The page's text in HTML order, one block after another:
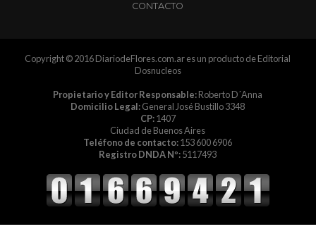
CONTACTO
Copyright © 2016 DiariodeFlores.com.ar es un producto de Editorial
Dosnucleos
Propietario y Editor Responsable:Roberto D´Anna
Domicilio Legal:General José Bustillo 3348
CP:1407
Ciudad de Buenos Aires
Teléfono de contacto:153 600 6906
Registro DNDA Nº:5117493